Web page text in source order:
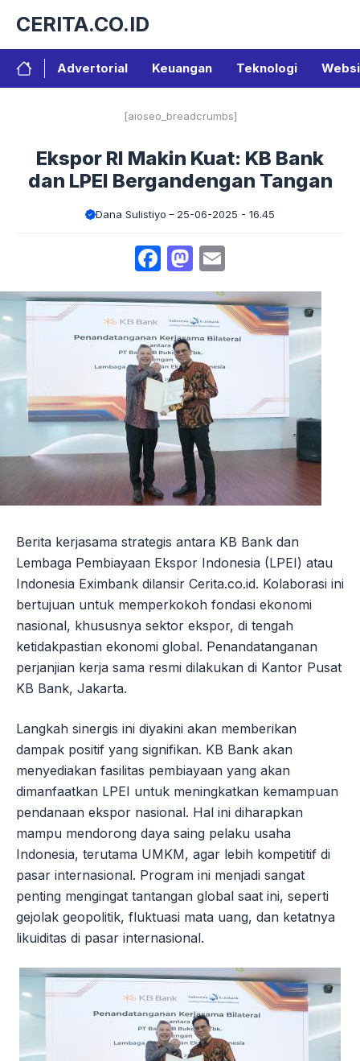
isi
CERITA.CO.ID
Advertorial Keuangan Teknologi
[aioseo_breadcrumbs]
Ekspor RI Makin Kuat: KB Bank
dan LPEI Bergandengan Tangan
Dana Sulistiyo 25-06-2025 - 16.45
Facebook
Mastodon
Berita kerjasama strategis antara KB Bank dan
Lembaga Pembiayaan Ekspor Indonesia (LPEI) atau
Indonesia Eximbank dilansir Cerita.co.id. Kolaborasi ini
bertujuan untuk memperkokoh fondasi ekonomi
nasional, khususnya sektor ekspor, di tengah
ketidakpastian ekonomi global. Penandatanganan
perjanjian kerja sama resmi dilakukan di Kantor Pusat
KB Bank, Jakarta.
Langkah sinergis ini diyakini akan memberikan
dampak positif yang signifikan. KB Bank akan
menyediakan fasilitas pembiayaan yang akan
dimanfaatkan LPEI untuk meningkatkan kemampuan
pendanaan ekspor nasional. Hal ini diharapkan
mampu mendorong daya saing pelaku usaha
Indonesia, terutama UMKM, agar lebih kompetitif di
pasar internasional. Program ini menjadi sangat
penting mengingat tantangan global saat ini, seperti
gejolak geopolitik, fluktuasi mata uang, dan ketatnya
likuiditas di pasar internasional.